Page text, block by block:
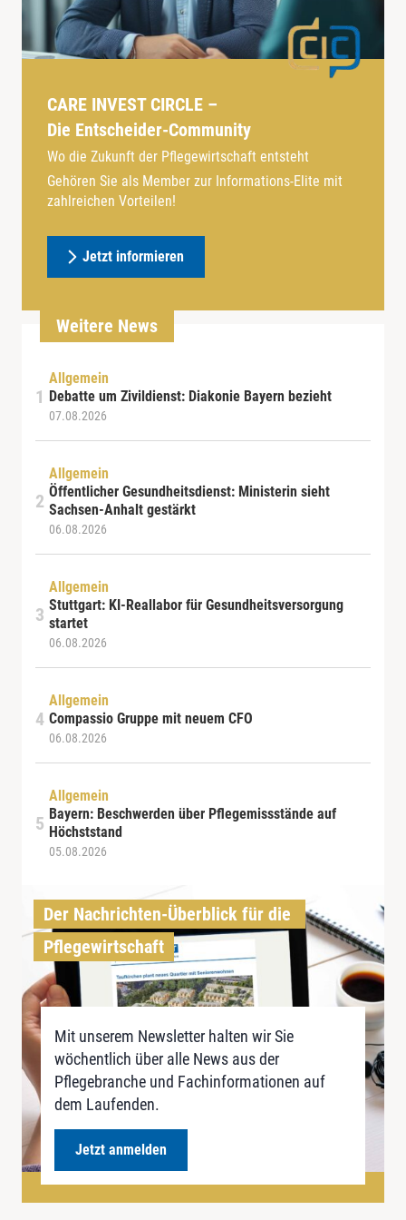
CARE INVEST CIRCLE –
Die Entscheider-Community
Wo die Zukunft der Pflegewirtschaft entsteht
Gehören Sie als Member zur Informations-Elite mit
zahlreichen Vorteilen!
Jetzt informieren
Weitere News
Allgemein
Debatte um Zivildienst: Diakonie Bayern bezieht
07.08.2026
Allgemein
Öffentlicher Gesundheitsdienst: Ministerin sieht
Sachsen-Anhalt gestärkt
06.08.2026
Allgemein
Stuttgart: KI-Reallabor für Gesundheitsversorgung
startet
06.08.2026
Allgemein
Compassio Gruppe mit neuem CFO
06.08.2026
Allgemein
Bayern: Beschwerden über Pflegemissstände auf
Höchststand
05.08.2026
Der Nachrichten-Überblick für die
Pflegewirtschaft
Mit unserem Newsletter halten wir Sie
wöchentlich über alle News aus der
Pflegebranche und Fachinformationen auf
dem Laufenden.
Jetzt anmelden